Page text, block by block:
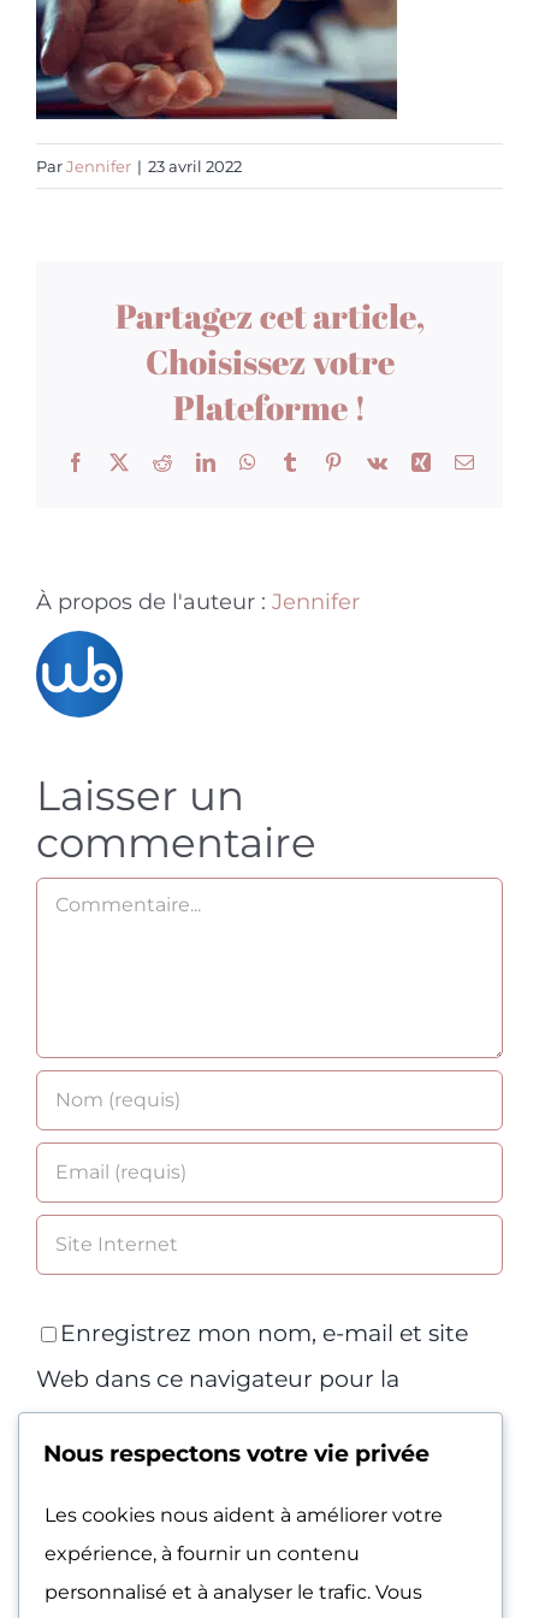
ParJennifer | 23 avril 2022
Partagez cet article,
Choisissez votre
Plateforme !
Facebook
X RedditLinkedInWhatsApp
TumblrPinterest
Vk Xing Email
À propos de l'auteur : Jennifer
Laisser un
commentaire
Commentaire
Enregistrez mon nom, e-mail et site
Web dans ce navigateur pour la
Nous respectons votre vie privée
Les cookies nous aident à améliorer votre
expérience, à fournir un contenu
personnalisé et à analyser le trafic. Vous